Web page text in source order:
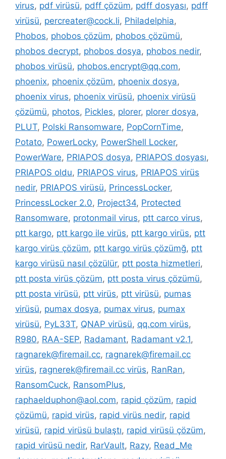
virus, pdf virüsü, pdff çözüm, pdff dosyası, pdff
virüsü, percreater@cock.li, Philadelphia,
Phobos, phobos çözüm, phobos çözümü,
phobos decrypt, phobos dosya, phobos nedir,
phobos virüsü, phobos.encrypt@qq.com,
phoenix, phoenix çözüm, phoenix dosya,
phoenix virus, phoenix virüsü, phoenix virüsü
çözümü, photos, Pickles, plorer, plorer dosya,
PLUT, Polski Ransomware, PopCornTime,
Potato, PowerLocky, PowerShell Locker,
PowerWare, PRIAPOS dosya, PRIAPOS dosyası,
PRIAPOS oldu, PRIAPOS virus, PRIAPOS virüs
nedir, PRIAPOS virüsü, PrincessLocker,
PrincessLocker 2.0, Project34, Protected
Ransomware, protonmail virus, ptt carco virus,
ptt kargo, ptt kargo ile virüs, ptt kargo virüs, ptt
kargo virüs çözüm, ptt kargo virüs çözümğ, ptt
kargo virüsü nasıl çözülür, ptt posta hizmetleri,
ptt posta virüs çözüm, ptt posta virus çözümü,
ptt posta virüsü, ptt virüs, ptt virüsü, pumas
virüsü, pumax dosya, pumax virus, pumax
virüsü, PyL33T, QNAP virüsü, qq.com virüs,
R980, RAA-SEP, Radamant, Radamant v2.1,
ragnarek@firemail.cc, ragnarek@firemail.cc
virüs, ragnerek@firemail.cc virüs, RanRan,
RansomCuck, RansomPlus,
raphaelduphon@aol.com, rapid çözüm, rapid
çözümü, rapid virüs, rapid virüs nedir, rapid
virüsü, rapid virüsü bulaştı, rapid virüsü çözüm,
rapid virüsü nedir, RarVault, Razy, Read_Me